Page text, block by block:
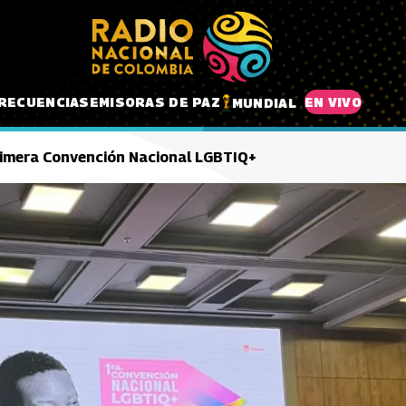
EMISORAS DE PAZ MUNDIAL EN VIVO
Convención Nacional LGBTIQ+